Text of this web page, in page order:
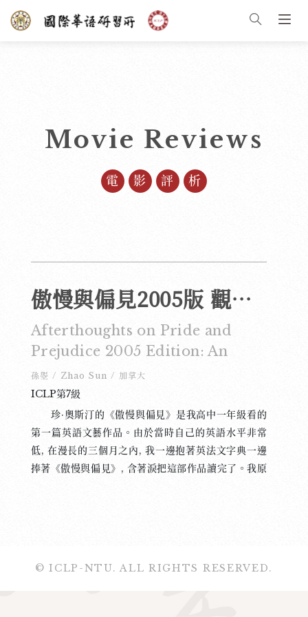
Movie Reviews
電影評析
傲慢與偏見2005版 觀後感： 對珍·奧斯丁與女權的侮辱
Afterthoughts on Pride and
Prejudice 2005 Edition: An
Insult to Jane Austen and
Feminism
孫曌 / Zhao Sun / 加拿大
ICLP第7級
珍·奧斯汀的《傲慢與偏見》是我高中一年級看的
第一篇英語文藝作品。由於當時自己的英語水平非常
低, 在漫長的三個月之內, 我一邊抱著英法文字典一邊
捧著《傲慢與偏見》, 含著淚把這部作品讀完了。我原
所佔有的空間被家庭的社會地位、經濟情況、與自己
的外表面貌所侷限。比如, 她們只能依靠婚姻決定自己
© ICLP-NTU. ALL RIGHTS RESERVED.